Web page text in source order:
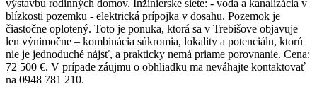
výstavbu rodinných domov. Inžinierske siete: - voda a kanalizácia v
blízkosti pozemku - elektrická prípojka v dosahu. Pozemok je
čiastočne oplotený. Toto je ponuka, ktorá sa v Trebišove objavuje
len výnimočne – kombinácia súkromia, lokality a potenciálu, ktorú
nie je jednoduché nájsť, a prakticky nemá priame porovnanie. Cena:
72 500 €. V prípade záujmu o obhliadku ma neváhajte kontaktovať
na 0948 781 210.